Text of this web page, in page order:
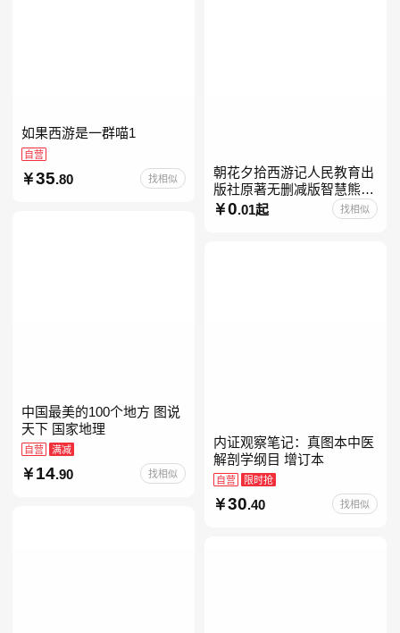
如果西游是一群喵1
自营
35.80 找相似
朝花夕拾西游记人民教育出
版社原著无删减版智慧熊升
级版七年级必读书目初一上
册人民文学出版社人教版当
0.01起 找相似
中国最美的100个地方 图说
天下 国家地理
自营 满减
14.90 找相似
内证观察笔记：真图本中医
解剖学纲目 增订本
自营 限时抢
30.40 找相似